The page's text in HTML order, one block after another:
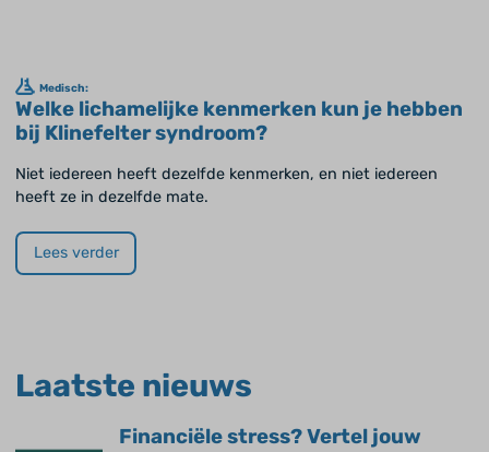
Medisch:
Welke lichamelijke kenmerken kun je hebben
bij Klinefelter syndroom?
Niet iedereen heeft dezelfde kenmerken, en niet iedereen
heeft ze in dezelfde mate.
Lees verder
Laatste nieuws
Financiële stress? Vertel jouw